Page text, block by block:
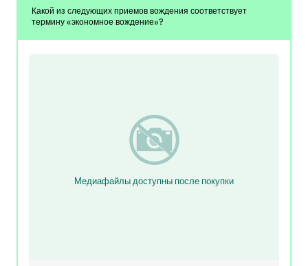
Какой из следующих приемов вождения соответствует
термину «экономное вождение»?
Медиафайлы доступны после покупки